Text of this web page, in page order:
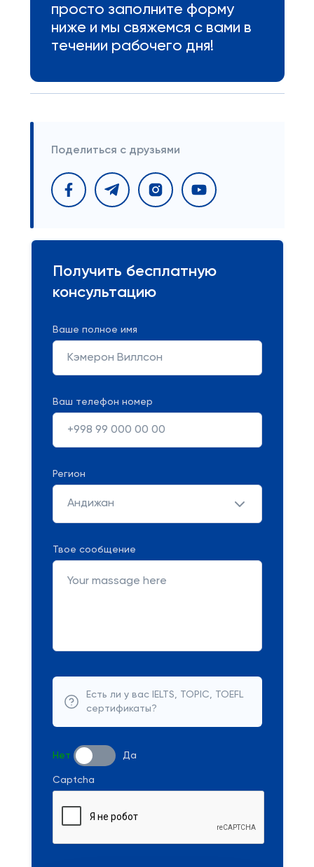
просто заполните форму
ниже и мы свяжемся с вами в
течении рабочего дня!
Поделиться с друзьями
Получить бесплатную
консультацию
Ваше полное имя
Ваш телефон номер
Регион
Андижан
Твое сообщение
Есть ли у вас IELTS, TOPIC, TOEFL
сертификаты?
Нет Да
Captcha